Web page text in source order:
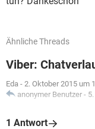
Ähnliche Threads
Viber:
Eda - 2. Oktober 2015 um
anonymer Benutzer -
1 Antwort